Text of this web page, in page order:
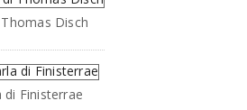
Disch
di Finisterrae